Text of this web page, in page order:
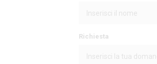
Richiesta